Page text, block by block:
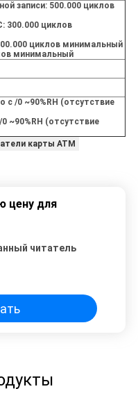
записи: 500.000 циклов
300.000 циклов
циклов минимальный
минимальный
c /0 ~90%RH (отсутствие
~90%RH (отсутствие
карты ATM
цену для
читатель